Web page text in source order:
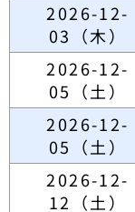
2026-12-
03（木）
2026-12-
05（土）
2026-12-
05（土）
2026-12-
12（土）